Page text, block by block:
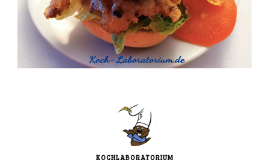
KOCHLABORATORIUM